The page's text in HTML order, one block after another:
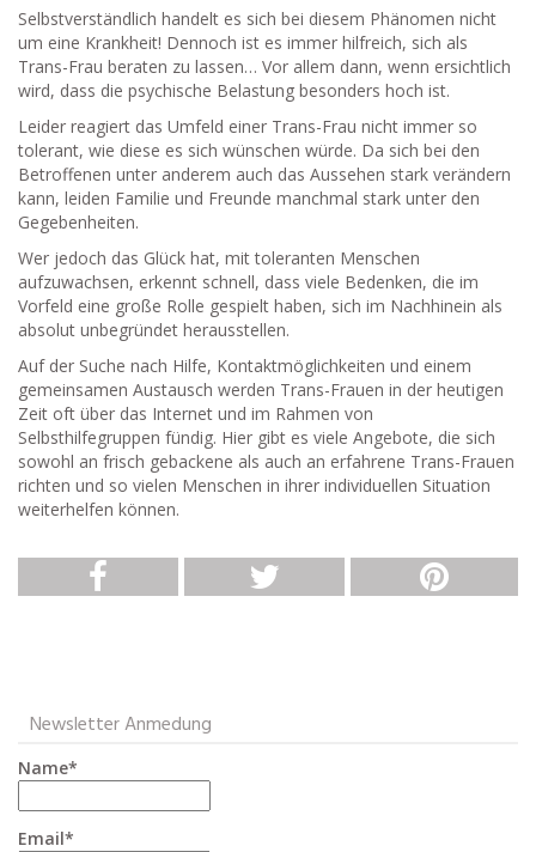
Selbstverständlich handelt es sich bei diesem Phänomen nicht
um eine Krankheit! Dennoch ist es immer hilfreich, sich als
Trans-Frau beraten zu lassen… Vor allem dann, wenn ersichtlich
wird, dass die psychische Belastung besonders hoch ist.
Leider reagiert das Umfeld einer Trans-Frau nicht immer so
tolerant, wie diese es sich wünschen würde. Da sich bei den
Betroffenen unter anderem auch das Aussehen stark verändern
kann, leiden Familie und Freunde manchmal stark unter den
Gegebenheiten.
Wer jedoch das Glück hat, mit toleranten Menschen
aufzuwachsen, erkennt schnell, dass viele Bedenken, die im
Vorfeld eine große Rolle gespielt haben, sich im Nachhinein als
absolut unbegründet herausstellen.
Auf der Suche nach Hilfe, Kontaktmöglichkeiten und einem
gemeinsamen Austausch werden Trans-Frauen in der heutigen
Zeit oft über das Internet und im Rahmen von
Selbsthilfegruppen fündig. Hier gibt es viele Angebote, die sich
sowohl an frisch gebackene als auch an erfahrene Trans-Frauen
richten und so vielen Menschen in ihrer individuellen Situation
weiterhelfen können.
Newsletter Anmedung
Name*
Email*